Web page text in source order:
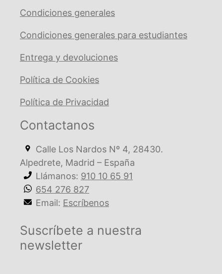
Condiciones generales
Condiciones generales para estudiantes
Entrega y devoluciones
Política de Cookies
Política de Privacidad
Contactanos
Calle Los Nardos Nº 4, 28430.
Alpedrete, Madrid – España
Llámanos: 910 10 65 91
654 276 827
Email: Escríbenos
Suscríbete a nuestra
newsletter